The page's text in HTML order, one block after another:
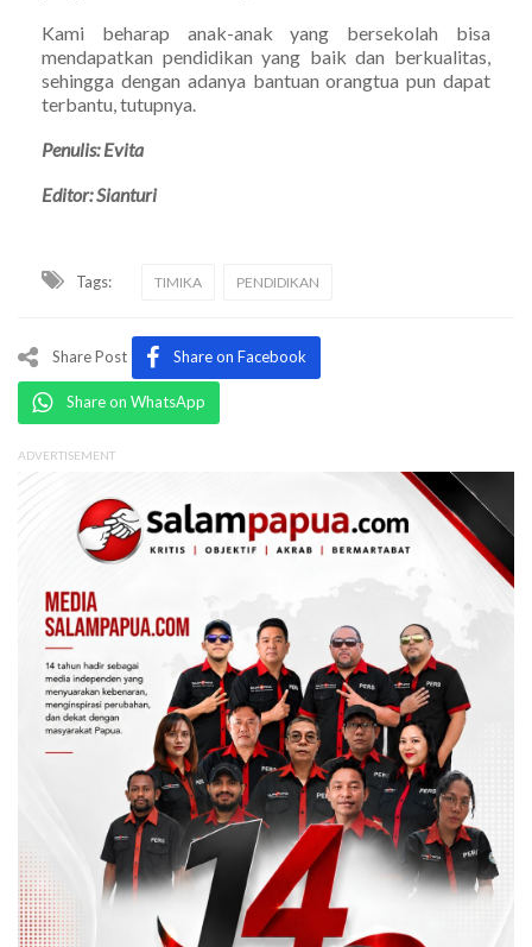
Kami beharap anak-anak yang bersekolah bisa
mendapatkan pendidikan yang baik dan berkualitas,
sehingga dengan adanya bantuan orangtua pun dapat
terbantu, tutupnya.
Penulis: Evita
Editor: Sianturi
Tags: TIMIKA PENDIDIKAN
Share Post Share on Facebook
Share on WhatsApp
ADVERTISEMENT